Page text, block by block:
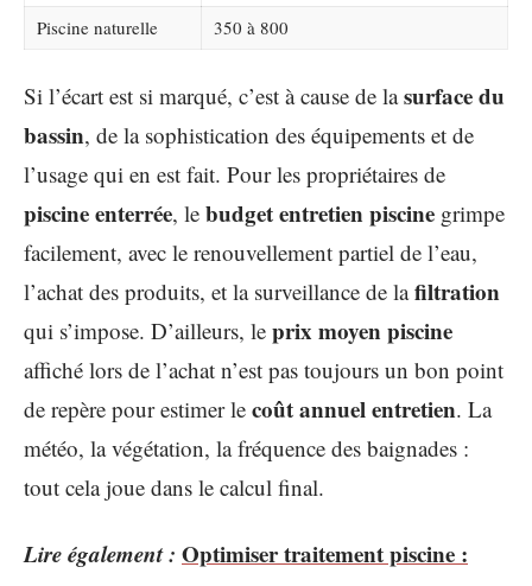
Piscine naturelle
350 à 800
Si l’écart est si marqué, c’est à cause de lasurface du
bassin, de la sophistication des équipements et de
l’usage qui en est fait. Pour les propriétaires de
piscine enterrée, le budget entretien piscine grimpe
facilement, avec le renouvellement partiel de l’eau,
l’achat des produits, et la surveillance de lafiltration
qui s’impose. D’ailleurs, le prix moyen piscine
affiché lors de l’achat n’est pas toujours un bon point
de repère pour estimer le coût annuel entretien. La
météo, la végétation, la fréquence des baignades :
tout cela joue dans le calcul final.
Lire également : Optimiser traitement piscine :